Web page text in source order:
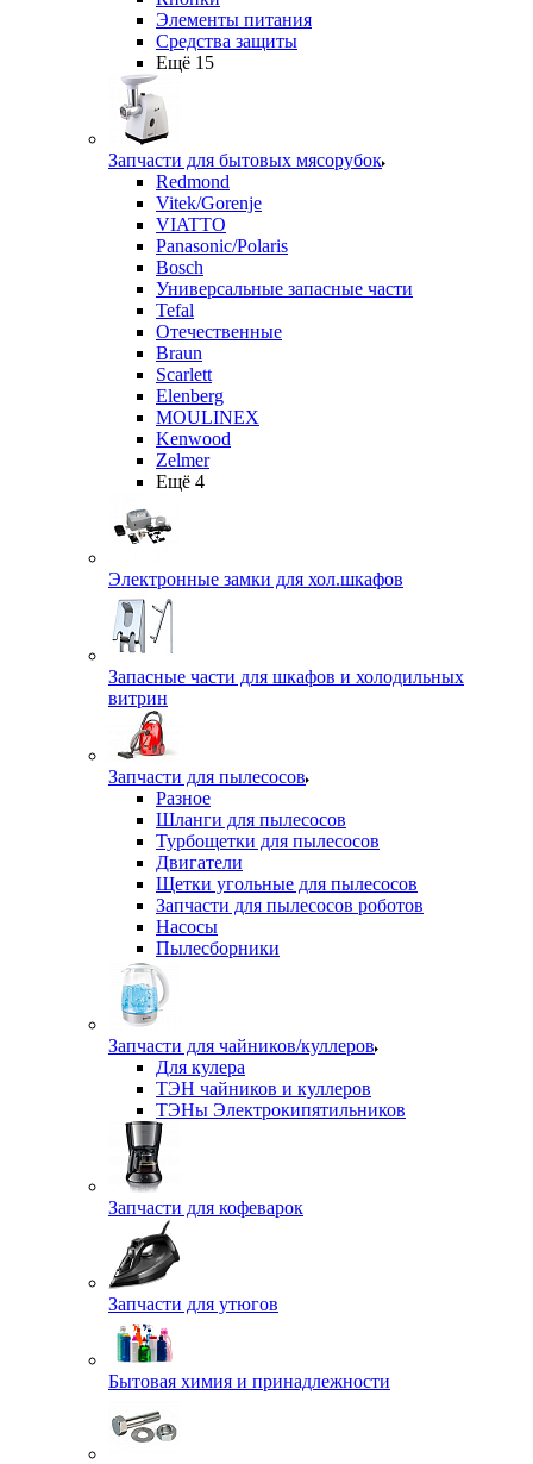
Элементы питания
Средства защиты
Ещё 15
Запчасти для бытовых мясорубок
Redmond
Vitek/Gorenje
VIATTO
Panasonic/Polaris
Bosch
Универсальные запасные части
Tefal
Отечественные
Braun
Scarlett
Elenberg
MOULINEX
Kenwood
Zelmer
Ещё 4
Электронные замки для хол.шкафов
Запасные части для шкафов и холодильных
витрин
Запчасти для пылесосов
Разное
Шланги для пылесосов
Турбощетки для пылесосов
Двигатели
Щетки угольные для пылесосов
Запчасти для пылесосов роботов
Насосы
Пылесборники
Запчасти для чайников/куллеров
Для кулера
ТЭН чайников и куллеров
ТЭНы Электрокипятильников
Запчасти для кофеварок
Запчасти для утюгов
Бытовая химия и принадлежности